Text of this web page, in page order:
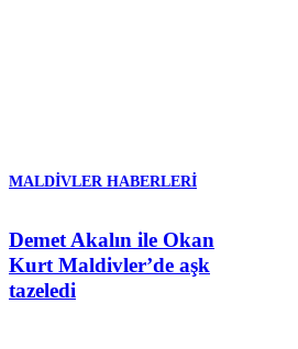
MALDIVLER HABERLERI
Demet Akalın ile Okan
Kurt Maldivler’de aşk
tazeledi